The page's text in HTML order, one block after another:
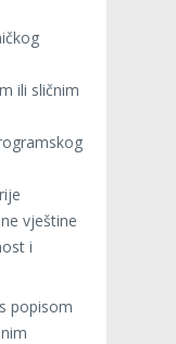
ili sličnim
vještine
i
popisom